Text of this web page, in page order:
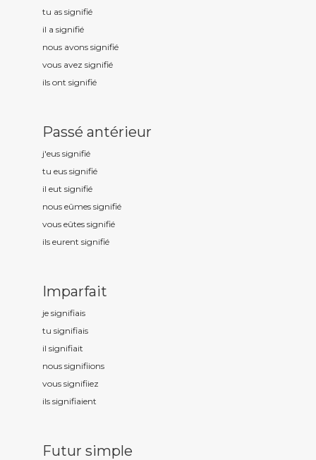
tu as signifié
il a signifié
nous avons signifié
vous avez signifié
ils ont signifié
Passé antérieur
j'eus signifié
tu eus signifié
il eut signifié
nous eûmes signifié
vous eûtes signifié
ils eurent signifié
Imparfait
je signifiais
tu signifiais
il signifiait
nous signifiions
vous signifiiez
ils signifiaient
Futur simple